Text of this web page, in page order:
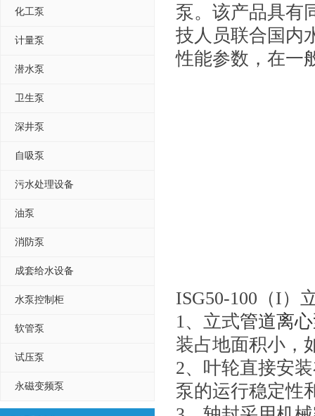
化工泵
计量泵
潜水泵
卫生泵
深井泵
自吸泵
污水处理设备
油泵
消防泵
成套给水设备
水泵控制柜
软管泵
试压泵
永磁变频泵
泵。该产品具有
技人员联合国内
性能参数，在一
ISG50-100（I）
1、立式管道离
装占地面积小，
2、叶轮直接安
泵的运行稳定性